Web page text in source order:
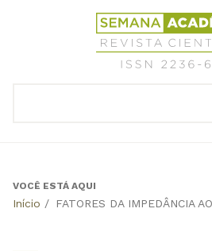
Revista
Científica
Semana
Back
VOCÊ ESTÁ AQUI
Início / FATORES DA IMPEDÂNCIA